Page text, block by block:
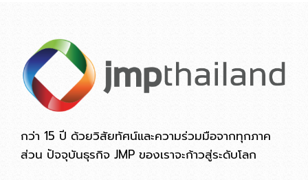
กว่า 15 ปี ด้วยวิสัยทัศน์และความร่วมมือจากทุกภาค
ส่วน ปัจจุบันธุรกิจ JMP ของเราจะก้าวสู่ระดับโลก